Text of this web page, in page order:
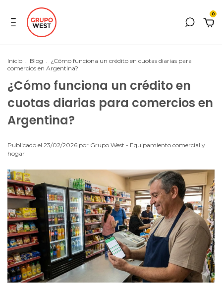
0
Inicio . Blog . ¿Cómo funciona un crédito en cuotas diarias para
comercios en Argentina?
¿Cómo funciona un crédito en
cuotas diarias para comercios en
Argentina?
Publicado el 23/02/2026 por Grupo West - Equipamiento comercial y
hogar